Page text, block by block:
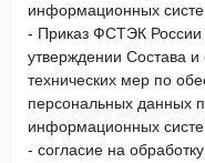
информационных
- Приказ ФСТЭК
утверждении Состава
технических мер по
персональных данных
информационных
- согласие на